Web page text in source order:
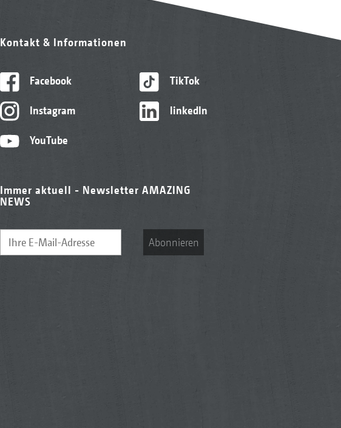
Kontakt & Informationen
Facebook
Instagram
YouTube
TikTok
linkedIn
Immer aktuell - Newsletter AMAZING
NEWS
Abonnieren